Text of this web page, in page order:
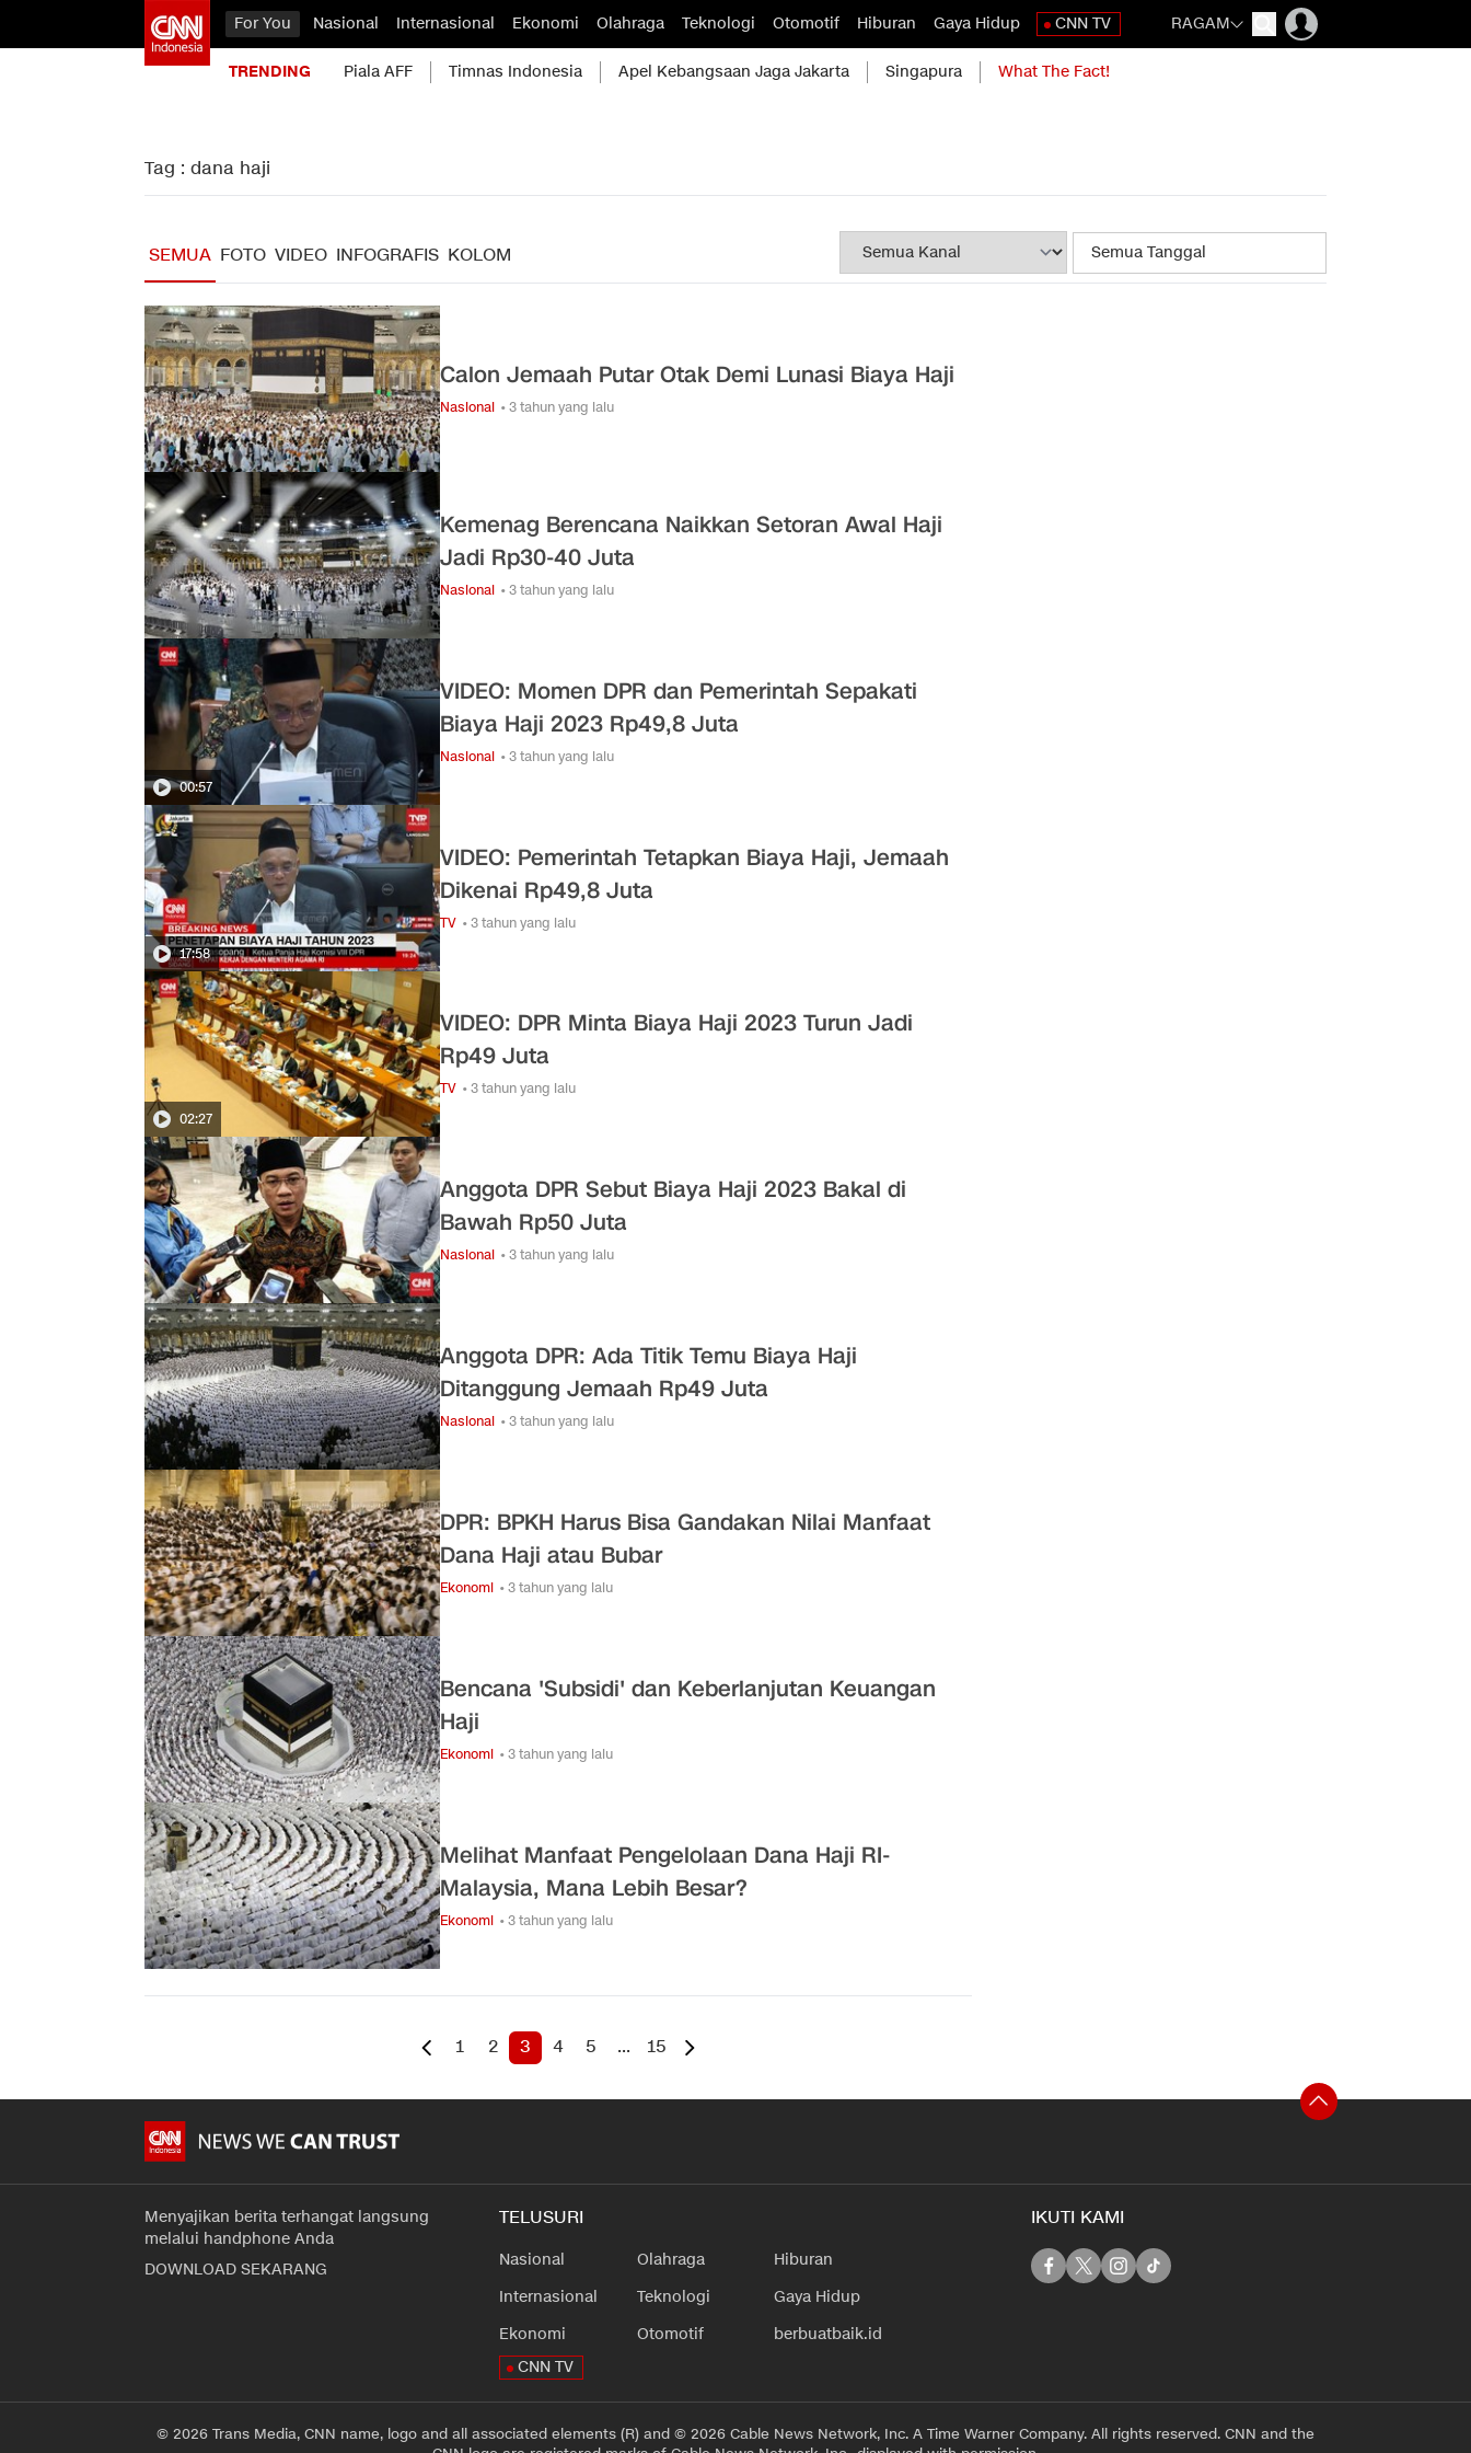
For You Nasional Internasional Ekonomi Olahraga Teknologi Otomotif Hiburan Gaya Hidup CNN TV RAGAM
TRENDING Piala AFF Timnas Indonesia Apel Kebangsaan Jaga Jakarta Singapura What The Fact!
Tag : dana haji
SEMUA FOTO VIDEO INFOGRAFIS KOLOM
Calon Jemaah Putar Otak Demi Lunasi Biaya Haji
Nasional • 3 tahun yang lalu
Kemenag Berencana Naikkan Setoran Awal Haji
Jadi Rp30-40 Juta
Nasional • 3 tahun yang lalu
00:57
VIDEO: Momen DPR dan Pemerintah Sepakati
Biaya Haji 2023 Rp49,8 Juta
Nasional • 3 tahun yang lalu
17:58
VIDEO: Pemerintah Tetapkan Biaya Haji, Jemaah
Dikenai Rp49,8 Juta
TV • 3 tahun yang lalu
02:27
VIDEO: DPR Minta Biaya Haji 2023 Turun Jadi
Rp49 Juta
TV • 3 tahun yang lalu
Anggota DPR Sebut Biaya Haji 2023 Bakal di
Bawah Rp50 Juta
Nasional • 3 tahun yang lalu
Anggota DPR: Ada Titik Temu Biaya Haji
Ditanggung Jemaah Rp49 Juta
Nasional • 3 tahun yang lalu
DPR: BPKH Harus Bisa Gandakan Nilai Manfaat
Dana Haji atau Bubar
Ekonomi • 3 tahun yang lalu
Bencana 'Subsidi' dan Keberlanjutan Keuangan
Haji
Ekonomi • 3 tahun yang lalu
Melihat Manfaat Pengelolaan Dana Haji RI-
Malaysia, Mana Lebih Besar?
Ekonomi • 3 tahun yang lalu
1 2 3 4 5 ... 15
Menyajikan berita terhangat langsung
melalui handphone Anda
DOWNLOAD SEKARANG
TELUSURI
Nasional
Internasional
Ekonomi
Olahraga
Teknologi
Otomotif
Hiburan
Gaya Hidup
berbuatbaik.id
CNN TV
IKUTI KAMI
© 2026 Trans Media, CNN name, logo and all associated elements (R) and © 2026 Cable News Network, Inc. A Time Warner Company. All rights reserved. CNN and the